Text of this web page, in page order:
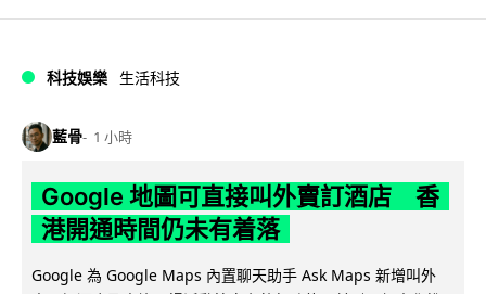
科技娛樂 生活科技
藍骨 1 小時
Google 地圖可直接叫外賣訂酒店 香
港開通時間仍未有着落
Google 為 Google Maps 內置聊天助手 Ask Maps 新增叫外